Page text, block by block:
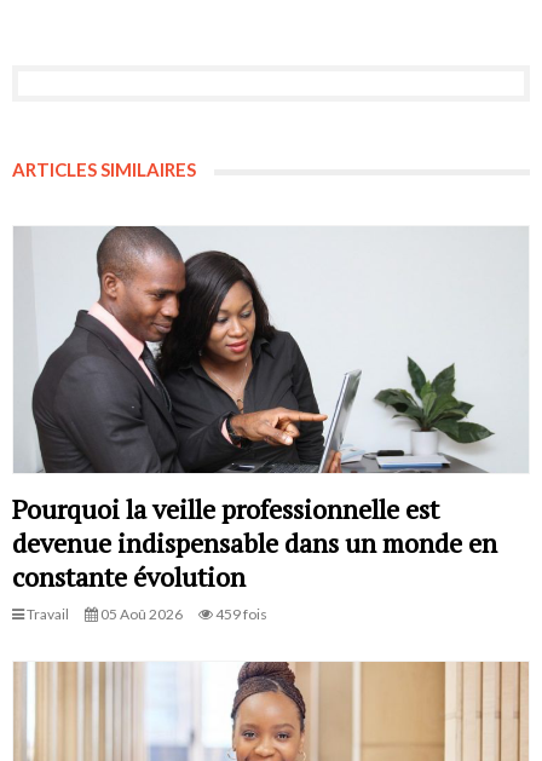
ARTICLES SIMILAIRES
Pourquoi la veille professionnelle est
devenue indispensable dans un monde en
constante évolution
Travail 05 Aoû 2026 459 fois